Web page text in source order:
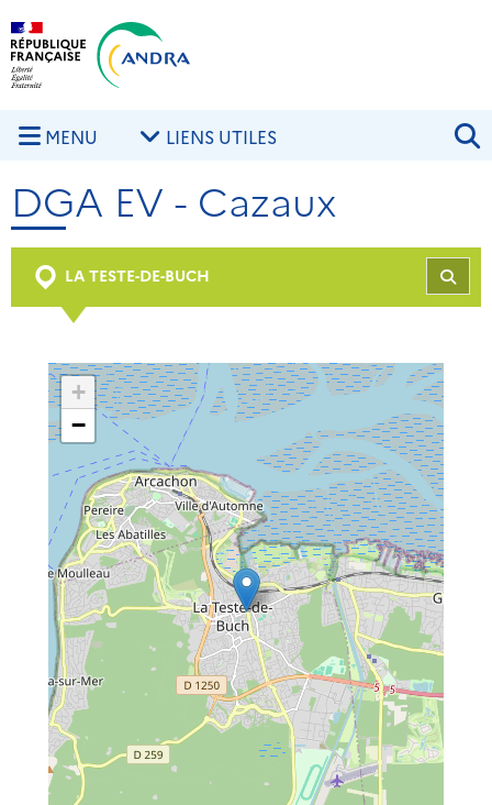
Aller au contenu principal
MENU LIENS UTILES
DGA EV - Cazaux
LA TESTE-DE-BUCH
+
−